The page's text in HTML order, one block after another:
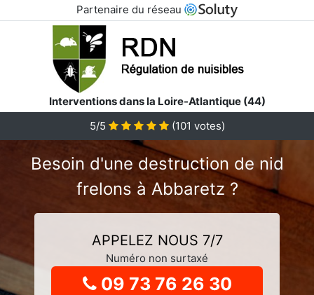
Partenaire du réseau
Interventions dans la Loire-Atlantique (44)
5/5 (101 votes)
Besoin d'une destruction de nid
frelons à Abbaretz ?
APPELEZ NOUS 7/7
Numéro non surtaxé
09 73 76 26 30